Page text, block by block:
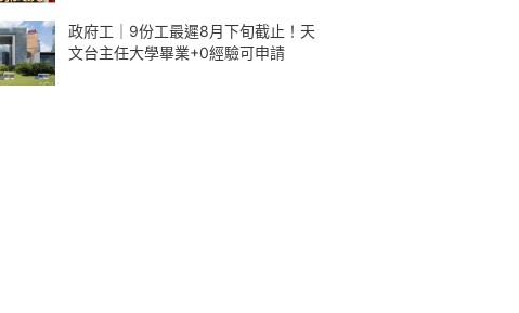
政府工｜9份工最遲8月下旬截止！天
文台主任大學畢業+0經驗可申請